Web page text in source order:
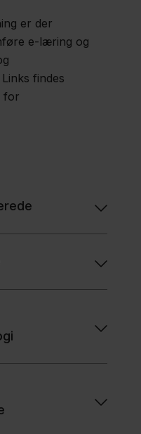
er der
e-læring og
findes
for